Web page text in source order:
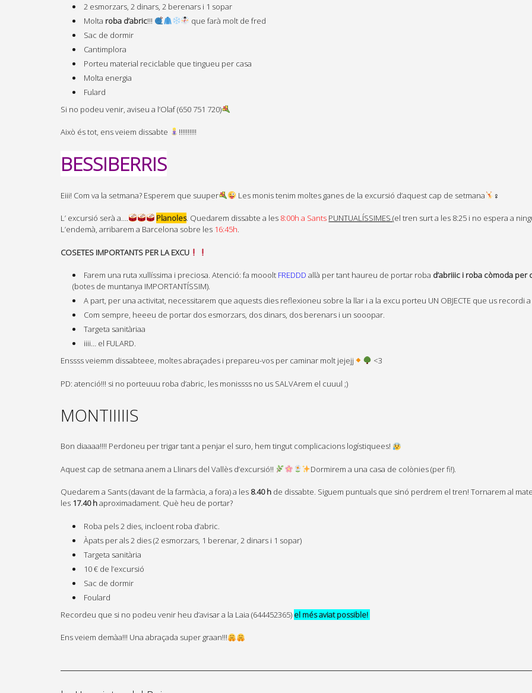
2 esmorzars, 2 dinars, 2 berenars i 1 sopar
Molta roba d’abric!!!
que farà molt de fred
Sac de dormir
Cantimplora
Porteu material reciclable que tingueu per casa
Molta energia
Fulard
Si no podeu venir, aviseu a l’Olaf (650 751 720)
Això és tot, ens veiem dissabte !!!!!!!!!!
BESSIBERRIS
Eiii! Com va la setmana? Esperem que suuper Les monis tenim moltes ganes de la excursió d’aquest cap de setmana ‍♀
L’ excursió serà a…. Planoles. Quedarem dissabte a les 8:00h a Sants PUNTUALÍSSIMES(el tren surt a les 8:25 i no espera a
L’endemà, arribarem a Barcelona sobre les 16:45h.
COSETES IMPORTANTS PER LA EXCU
Farem una ruta xullíssima i preciosa. Atenció: fa mooolt FREDDD allà per tant haureu de portar roba d’abriiic i roba còmoda per
(botes de muntanya IMPORTANTÍSSIM).
A part, per una activitat, necessitarem que aquests dies reflexioneu sobre la llar i a la excu porteu UN OBJECTE que us recordi a
Com sempre, heeeu de portar dos esmorzars, dos dinars, dos berenars i un sooopar.
Targeta sanitàriaa
iiii… el FULARD.
Enssss veiemm dissabteee, moltes abraçades i prepareu-vos per caminar molt jejejj
<3
PD: atenció!!! si no porteuuu roba d’abric, les monissss no us SALVArem el cuuul ;)
MONTIIIIIS
Bon diaaaa!!!! Perdoneu per trigar tant a penjar el suro, hem tingut complicacions logístiquees!
Aquest cap de setmana anem a Llinars del Vallès d’excursió!! Dormirem a una casa de colònies (per fi!).
Quedarem a Sants (davant de la farmàcia, a fora) a les 8.40 h de dissabte. Siguem puntuals que sinó perdrem el tren! Tornarem al
les 17.40 haproximadament. Què heu de portar?
Roba pels 2 dies, incloent roba d’abric.
Àpats per als 2 dies (2 esmorzars, 1 berenar, 2 dinars i 1 sopar)
Targeta sanitària
10 € de l’excursió
Sac de dormir
Foulard
Recordeu que si no podeu venir heu d’avisar a la Laia (644452365) el més aviat possible!
Ens veiem demàa!!! Una abraçada super graan!!!